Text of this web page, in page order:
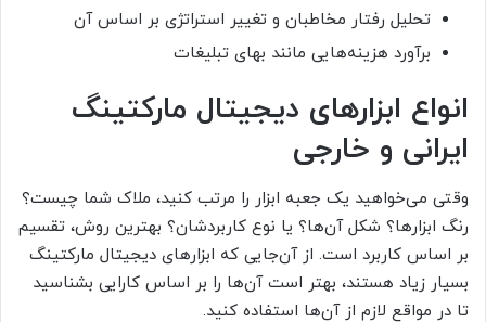
تحلیل رفتار مخاطبان و تغییر استراتژی بر اساس آن
برآورد هزینه‌هایی مانند بهای تبلیغات
انواع ابزارهای دیجیتال مارکتینگ
ایرانی و خارجی
وقتی می‌خواهید یک جعبه ابزار را مرتب کنید، ملاک شما چیست؟
رنگ ابزارها؟ شکل آن‌ها؟ یا نوع کاربردشان؟ بهترین روش، تقسیم
بر اساس کاربرد است. از آن‌جایی که ابزارهای دیجیتال مارکتینگ
بسیار زیاد هستند، بهتر است آن‌ها را بر اساس کارایی بشناسید
تا در مواقع لازم از آن‌ها استفاده کنید.